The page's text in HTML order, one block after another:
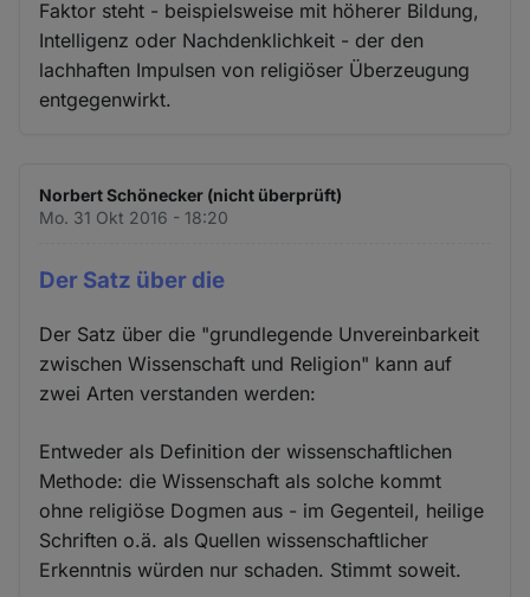
Faktor steht - beispielsweise mit höherer Bildung,
Intelligenz oder Nachdenklichkeit - der den
lachhaften Impulsen von religiöser Überzeugung
entgegenwirkt.
Norbert Schönecker (nicht überprüft)
Mo. 31 Okt 2016 - 18:20
Der Satz über die
Der Satz über die "grundlegende Unvereinbarkeit
zwischen Wissenschaft und Religion" kann auf
zwei Arten verstanden werden:
Entweder als Definition der wissenschaftlichen
Methode: die Wissenschaft als solche kommt
ohne religiöse Dogmen aus - im Gegenteil, heilige
Schriften o.ä. als Quellen wissenschaftlicher
Erkenntnis würden nur schaden. Stimmt soweit.